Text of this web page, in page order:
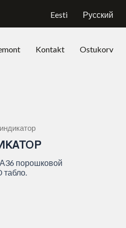
Eesti Русский
Kontakt Ostukorv
А36 порошковой